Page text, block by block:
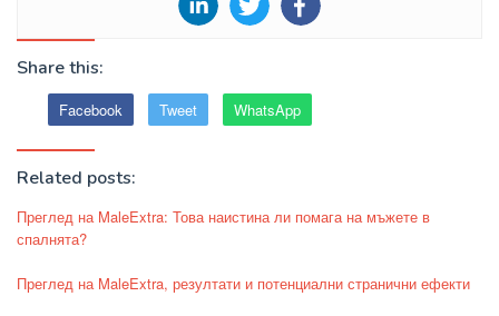
Share this:
Facebook Tweet WhatsApp
Related posts:
Преглед на MaleExtra: Това наистина ли помага на мъжете в
спалнята?
Преглед на MaleExtra, резултати и потенциални странични ефекти